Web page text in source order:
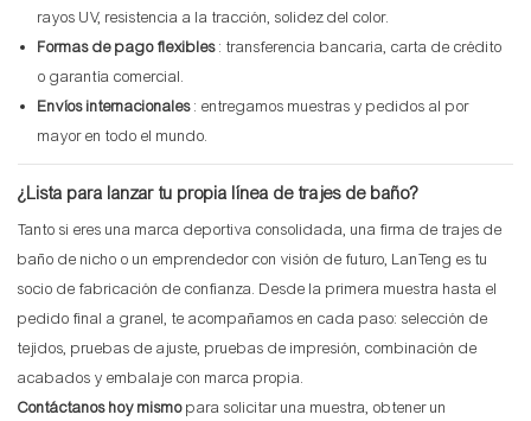
rayos UV, resistencia a la tracción, solidez del color.
Formas de pago flexibles: transferencia bancaria, carta de crédito
o garantía comercial.
Envíos internacionales: entregamos muestras y pedidos al por
mayor en todo el mundo.
¿Lista para lanzar tu propia línea de trajes de baño?
Tanto si eres una marca deportiva consolidada, una firma de trajes de
baño de nicho o un emprendedor con visión de futuro, LanTeng es tu
socio de fabricación de confianza. Desde la primera muestra hasta el
pedido final a granel, te acompañamos en cada paso: selección de
tejidos, pruebas de ajuste, pruebas de impresión, combinación de
acabados y embalaje con marca propia.
Contáctanos hoy mismopara solicitar una muestra, obtener un